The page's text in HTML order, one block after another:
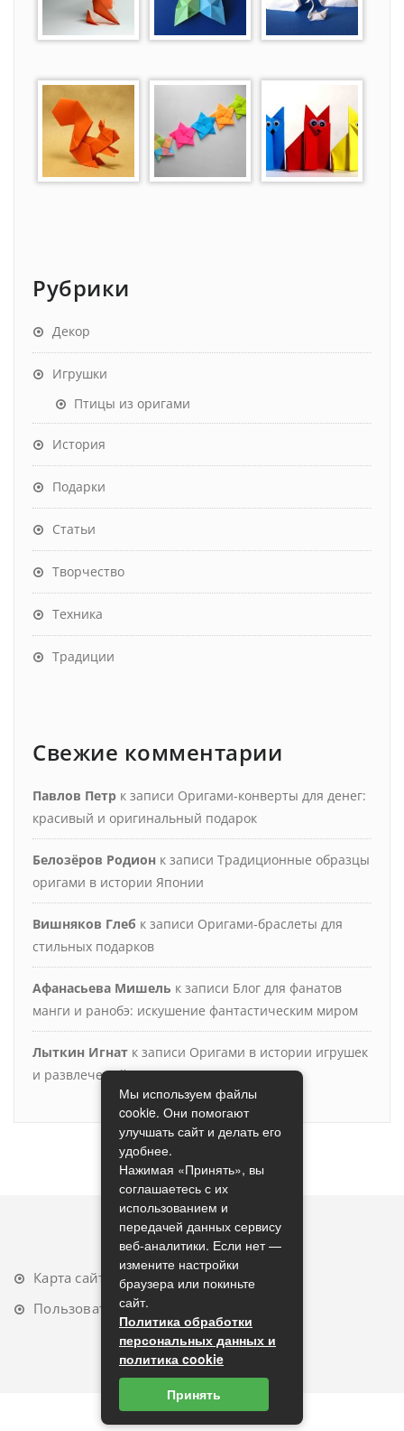
Рубрики
Декор
Игрушки
Птицы из оригами
История
Подарки
Статьи
Творчество
Техника
Традиции
Свежие комментарии
Павлов Петр к записи Оригами-конверты для денег:
красивый и оригинальный подарок
Белозёров Родион к записи Традиционные образцы
оригами в истории Японии
Вишняков Глеб к записи Оригами-браслеты для
стильных подарков
Афанасьева Мишель к записи Блог для фанатов
манги и ранобэ: искушение фантастическим миром
Лыткин Игнат к записи Оригами в истории игрушек
и развлечений
Карта сайта
Пользовательское соглашение
2023 (с) origamimodule.ru
Мы используем файлы
cookie. Они помогают
улучшать сайт и делать его
удобнее.
Нажимая «Принять», вы
соглашаетесь с их
использованием и
передачей данных сервису
веб-аналитики. Если нет —
измените настройки
браузера или покиньте
сайт.
Политика обработки
персональных данных и
политика cookie
Принять